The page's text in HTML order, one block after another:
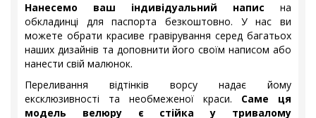
Нанесемо ваш індивідуальний напис на
обкладинці для паспорта безкоштовно. У нас ви
можете обрати красиве гравірування серед багатьох
наших дизайнів та доповнити його своїм написом або
нанести свій малюнок.
Переливання відтінків ворсу надає йому
ексклюзивності та необмеженої краси. Саме ця
модель велюру є стійка у тривалому